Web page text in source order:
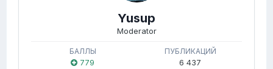
Yusup
Moderator
БАЛЛЫ
779
ПУБЛИКАЦИЙ
6 437